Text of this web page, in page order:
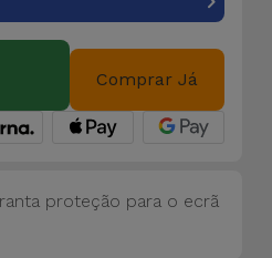
Comprar Já
proteção para o ecrã